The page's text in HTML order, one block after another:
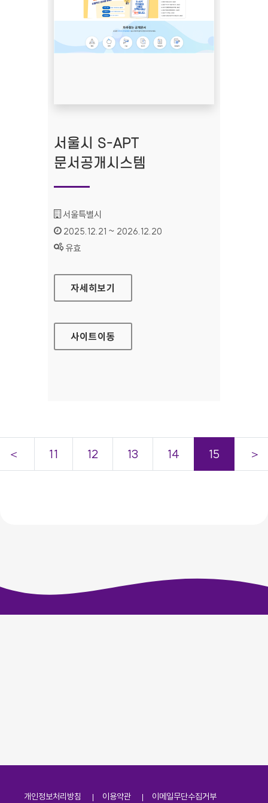
서울시 S-APT
문서공개시스템
기관명 :
서울특별시
인증기간 :
2025.12.21 ~ 2026.12.20
상태 :
유효
서울시 S-APT 문서공개시스템
자세히보기
사이트이동
＜ 11 12 13 14 15 ＞
개인정보처리방침 이용약관 이메일무단수집거부